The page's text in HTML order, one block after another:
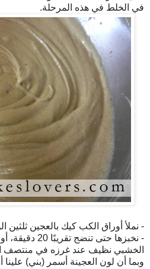
في الخلط في هذه المرحلة.
- نملأ أوراق الكب كيك بالعجين ثلثين
- نخبزها حتى
الخشبي نظيف عند غرزه في منتصف
وبما أن لون العجينة أسمر (بني) علينا